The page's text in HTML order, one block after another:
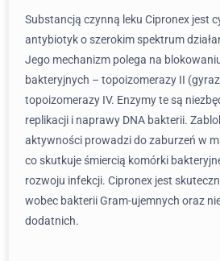
Substancją czynną leku Cipronex jest
antybiotyk o szerokim spektrum
Jego mechanizm polega na
bakteryjnych – topoizomerazy II
topoizomerazy IV. Enzymy te są
replikacji i naprawy DNA bakterii.
aktywności prowadzi do zaburzeń w
co skutkuje śmiercią komórki
rozwoju infekcji. Cipronex jest
wobec bakterii Gram-ujemnych oraz
dodatnich.